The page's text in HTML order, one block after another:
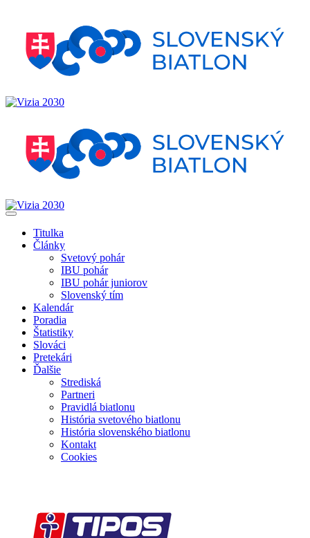
Titulka
Články
Svetový pohár
IBU pohár
IBU pohár juniorov
Slovenský tím
Kalendár
Poradia
Štatistiky
Slováci
Pretekári
Ďalšie
Strediská
Partneri
Pravidlá biatlonu
História svetového biatlonu
História slovenského biatlonu
Kontakt
Cookies